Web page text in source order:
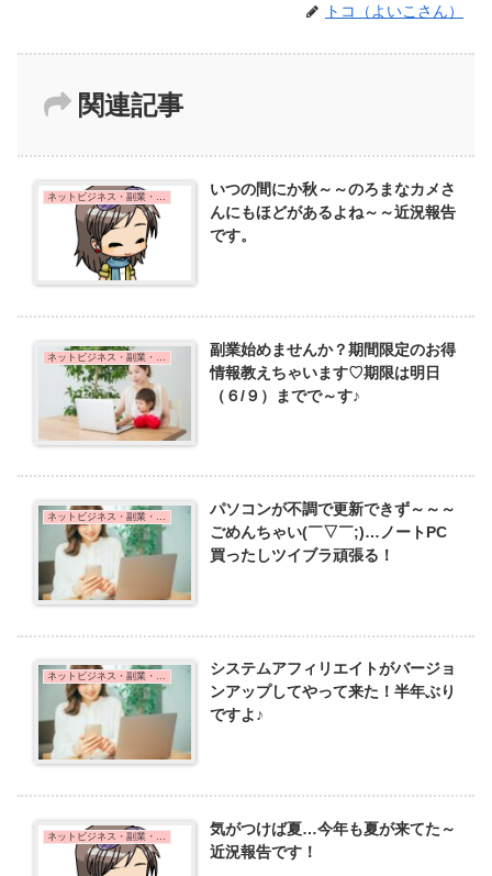
トコ（よいこさん）
関連記事
ネットビジネス・副業・在宅ワーク
いつの間にか秋～～のろまなカメさ
んにもほどがあるよね～～近況報告
です。
副業始めませんか？期間限定のお得
情報教えちゃいます♡期限は明日
（６/９）までで～す♪
パソコンが不調で更新できず～～～
ごめんちゃい(￣▽￣;)…ノートPC
買ったしツイブラ頑張る！
ネットビジネス・副業・在宅ワーク
システムアフィリエイトがバージョ
ンアップしてやって来た！半年ぶり
ですよ♪
気がつけば夏…今年も夏が来てた～
近況報告です！